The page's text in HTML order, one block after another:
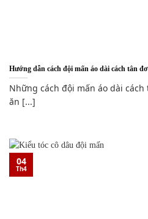
Hướng dẫn cách đội mấn áo dài cách tân
Những cách đội mấn áo dài
ăn [...]
04
Th4